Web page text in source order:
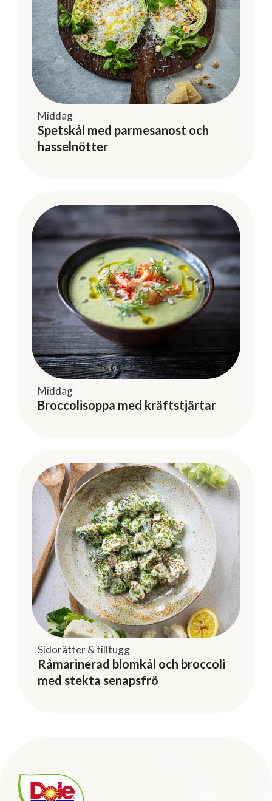
Middag
Spetskål med parmesanost och
hasselnötter
Middag
Broccolisoppa med kräftstjärtar
Sidorätter & tilltugg
Råmarinerad blomkål och broccoli
med stekta senapsfrö